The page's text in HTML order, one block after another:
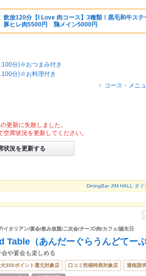
飲放120分【I Love 肉コース】3種類！黒毛和牛ス
豚ヒレ肉5500円 鶏メイン5000円
分)※おつまみ付き
分)※お料理付き
コース・メニ
更新に失敗しました。
席状況を更新してください。
状況を更新する
DiningBar JIM HALL ダイ
/イタリアン/宴会/飲み放題/二次会/チーズ/肉/カフェ/誕生日
Table（あんだーぐらうんどてーぶ
や宴会も楽しめる
大350ポイント還元対象店 口コミ投稿特典対象店 適格請